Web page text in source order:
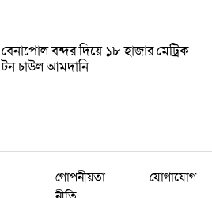
বেনাপোল বন্দর দিয়ে ১৮ হাজার মেট্রিক
টন চাউল আমদানি
গোপনীয়তা
যোগাযোগ